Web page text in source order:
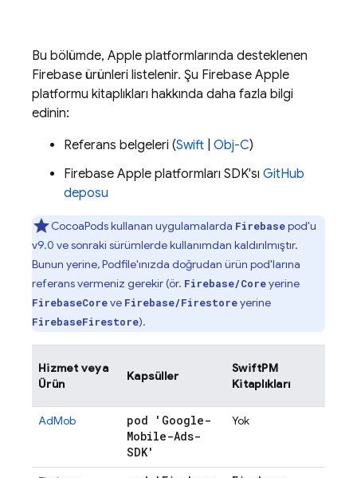
Bu bölümde, Apple platformlarında desteklenen
Firebase ürünleri listelenir. Şu Firebase Apple
platformu kitaplıkları hakkında daha fazla bilgi
edinin:
Referans belgeleri (Swift Obj-C)
Firebase Apple platformları SDK'sı GitHub
deposu
CocoaPods kullanan uygulamalarda Firebasepod'u
v9.0 ve sonraki sürümlerde kullanımdan kaldırılmıştır.
Bunun yerine, Podfile'ınızda doğrudan ürün pod'larına
referans vermeniz gerekir (ör. Firebase/Coreyerine
FirebaseCoreve Firebase/Firestoreyerine
FirebaseFirestore).
Hizmet veya
Ürün
Kapsüller
SwiftPM
Kitaplıkları
AdMob
pod 'Google-
Mobile-Ads-
SDK'
Yok